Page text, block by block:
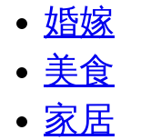
婚嫁
美食
家居